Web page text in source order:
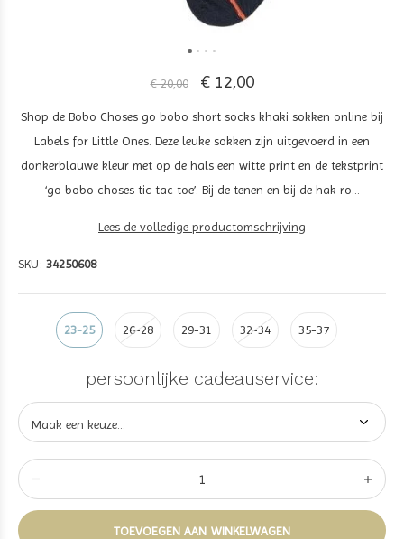
€ 20,00 € 12,00
Shop de Bobo Choses go bobo short socks khaki sokken online bij
Labels for Little Ones. Deze leuke sokken zijn uitgevoerd in een
donkerblauwe kleur met op de hals een witte print en de tekstprint
‘go bobo choses tic tac toe’. Bij de tenen en bij de hak ro...
Lees de volledige productomschrijving
SKU: 34250608
23-25 26-28 29-31 32-34 35-37
persoonlijke cadeauservice:
TOEVOEGEN AAN WINKELWAGEN